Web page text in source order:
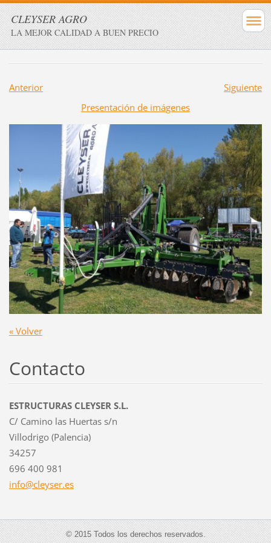
CLEYSER AGRO
LA MEJOR CALIDAD A BUEN PRECIO
Anterior
Siguiente
Presentación de imágenes
« Volver
Contacto
ESTRUCTURAS CLEYSER S.L.
C/ Camino las Huertas s/n
Villodrigo (Palencia)
34257
696 400 981
info@cleyser.es
© 2015 Todos los derechos reservados.